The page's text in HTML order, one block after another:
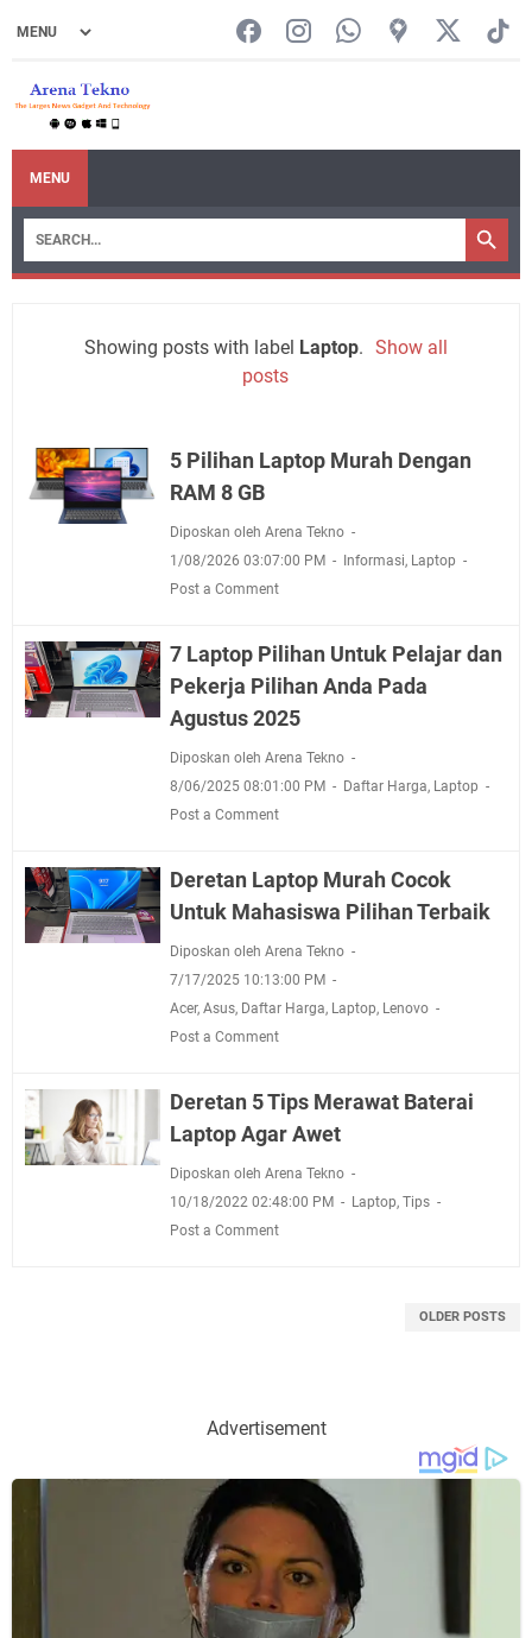
MENU
Showing posts with label Laptop. Show all
posts
5 Pilihan Laptop Murah Dengan
RAM 8 GB
Diposkan oleh Arena Tekno
1/08/2026 03:07:00 PM
Informasi, Laptop
Post a Comment
7 Laptop Pilihan Untuk Pelajar dan
Pekerja Pilihan Anda Pada
Agustus 2025
Diposkan oleh Arena Tekno
8/06/2025 08:01:00 PM
Daftar Harga, Laptop
Post a Comment
Deretan Laptop Murah Cocok
Untuk Mahasiswa Pilihan Terbaik
Diposkan oleh Arena Tekno
7/17/2025 10:13:00 PM
Acer, Asus, Daftar Harga, Laptop, Lenovo
Post a Comment
Deretan 5 Tips Merawat Baterai
Laptop Agar Awet
Diposkan oleh Arena Tekno
10/18/2022 02:48:00 PM
Laptop, Tips
Post a Comment
OLDER POSTS
Advertisement